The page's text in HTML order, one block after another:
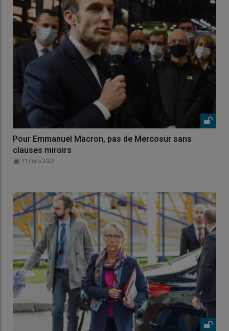
Pour Emmanuel Macron, pas de Mercosur sans
clauses miroirs
11 mars 2023